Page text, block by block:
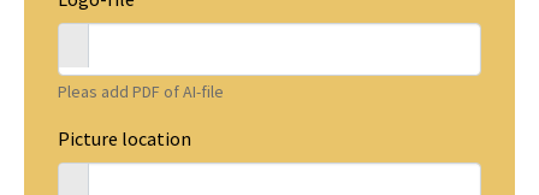
Pleas add PDF of AI-file
Picture location